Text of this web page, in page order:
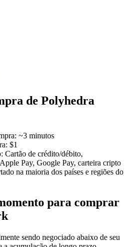
metais preciosos e commodities
de Polyhedra
: ~3 minutos
: $1
: Cartão de crédito/débito,
Pay, Google Pay, carteira cripto
na maioria dos países e regiões do
para comprar
sendo negociado abaixo de seu